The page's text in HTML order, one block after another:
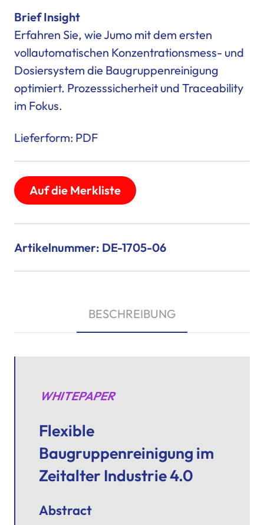
Brief Insight
Erfahren Sie, wie Jumo mit dem ersten
vollautomatischen Konzentrationsmess- und
Dosiersystem die Baugruppenreinigung
optimiert. Prozesssicherheit und Traceability
im Fokus.
Lieferform: PDF
Auf die Merkliste
Artikelnummer: DE-1705-06
BESCHREIBUNG
WHITEPAPER
Flexible
Baugruppenreinigung im
Zeitalter Industrie 4.0
Abstract